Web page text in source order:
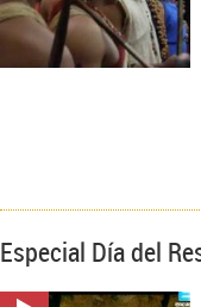
Especial Día del